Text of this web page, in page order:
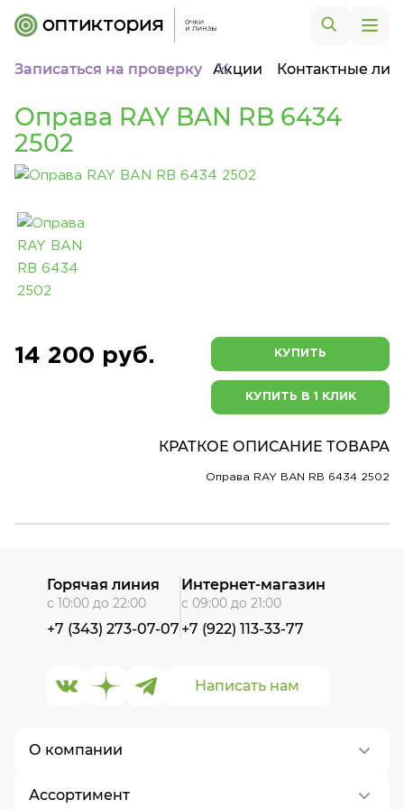
Записаться на проверку Акции Контактные
Оправа RAY BAN RB 6434
2502
14 200 руб. КУПИТЬ
КУПИТЬ В 1 КЛИК
КРАТКОЕ ОПИСАНИЕ ТОВАРА
Оправа RAY BAN RB 6434 2502
О компании
О нас
Ассортимент
Написать нам
Горячая линия
с 10:00 до 22:00
+7 (343) 273-07-07
Интернет-магазин
с 09:00 до 21:00
+7 (922) 113-33-77